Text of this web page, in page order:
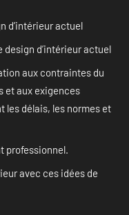
d’intérieur actuel
design d’intérieur actuel
aux contraintes du
et aux exigences
les délais, les normes et
professionnel.
avec ces idées de